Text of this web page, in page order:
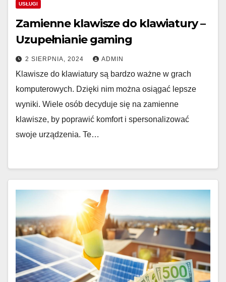
USŁUGI
Zamienne klawisze do klawiatury –
Uzupełnianie gaming
2 SIERPNIA, 2024 ADMIN
Klawisze do klawiatury są bardzo ważne w grach
komputerowych. Dzięki nim można osiągać lepsze
wyniki. Wiele osób decyduje się na zamienne
klawisze, by poprawić komfort i spersonalizować
swoje urządzenia. Te…